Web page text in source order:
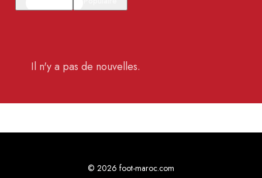
Il n'y a pas de nouvelles.
© 2026 foot-maroc.com